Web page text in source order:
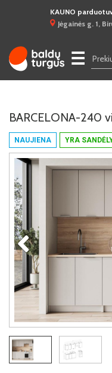
KAUNO
Jėgainės g. 1,
☰
NAUJIENA YRA
BARCELONA-240